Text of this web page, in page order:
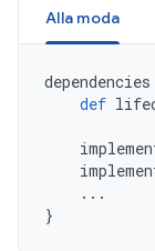
Alla moda
dependencies
def
...
}